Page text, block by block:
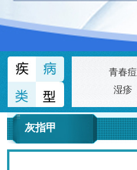
青春痘
湿疹
灰指甲